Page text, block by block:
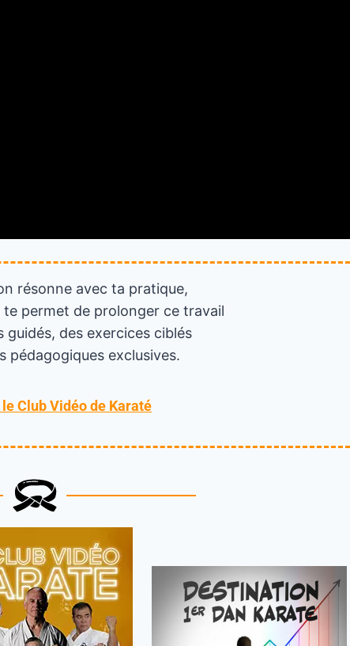
résonne avec ta pratique,
te permet de prolonger ce travail
guidés, des exercices ciblés
pédagogiques exclusives.
Club Vidéo de Karaté